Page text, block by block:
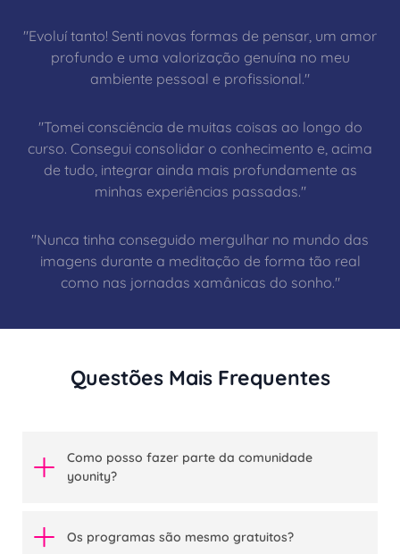
"Evoluí tanto! Senti novas formas de pensar, um amor
profundo e uma valorização genuína no meu
ambiente pessoal e profissional."
"Tomei consciência de muitas coisas ao longo do
curso. Consegui consolidar o conhecimento e, acima
de tudo, integrar ainda mais profundamente as
minhas experiências passadas."
"Nunca tinha conseguido mergulhar no mundo das
imagens durante a meditação de forma tão real
como nas jornadas xamânicas do sonho."
Questões Mais Frequentes
Como posso fazer parte da comunidade
younity?
Os programas são mesmo gratuitos?